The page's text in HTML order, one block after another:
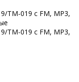
TM-019 с FM, MP3,
TM-019 с FM, MP3,